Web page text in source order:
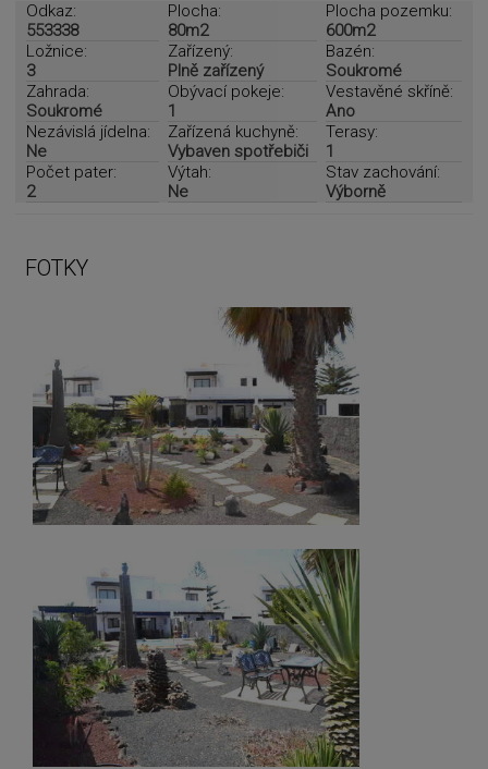
Odkaz:
553338
Plocha:
80m2
Plocha pozemku:
600m2
Ložnice:
3
Zařízený:
Plně zařízený
Bazén:
Soukromé
Zahrada:
Soukromé
Obývací pokeje:
1
Vestavěné skříně:
Ano
Nezávislá jídelna:
Ne
Zařízená kuchyně:
Vybaven spotřebiči
Terasy:
1
Počet pater:
2
Výtah:
Ne
Stav zachování:
Výborně
FOTKY